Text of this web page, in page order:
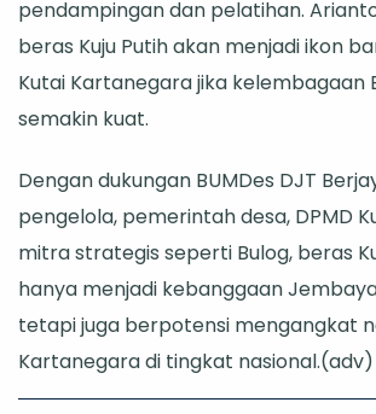
pendampingan dan pelatihan.
beras Kuju Putih akan menjadi ikon
Kutai Kartanegara jika kelembagaan
semakin kuat.
Dengan dukungan BUMDes DJT
pengelola, pemerintah desa, DPMD
mitra strategis seperti Bulog, beras
hanya menjadi kebanggaan
tetapi juga berpotensi mengangkat
Kartanegara di tingkat nasional.(adv)